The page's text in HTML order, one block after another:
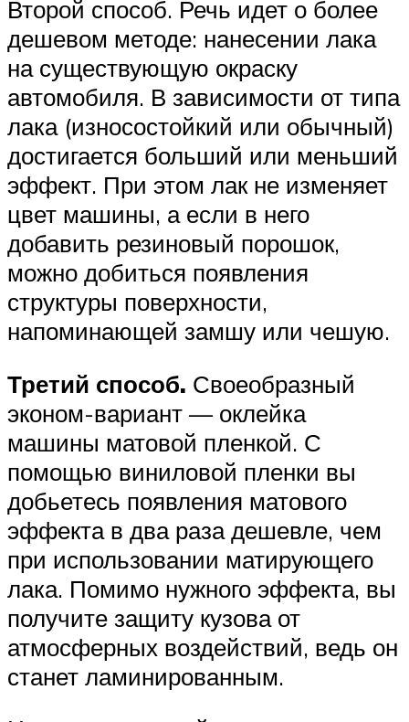
Второй способ. Речь идет о более
дешевом методе: нанесении лака
на существующую окраску
автомобиля. В зависимости от типа
лака (износостойкий или обычный)
достигается больший или меньший
эффект. При этом лак не изменяет
цвет машины, а если в него
добавить резиновый порошок,
можно добиться появления
структуры поверхности,
напоминающей замшу или чешую.
Третий способ. Своеобразный
эконом-вариант — оклейка
машины матовой пленкой. С
помощью виниловой пленки вы
добьетесь появления матового
эффекта в два раза дешевле, чем
при использовании матирующего
лака. Помимо нужного эффекта, вы
получите защиту кузова от
атмосферных воздействий, ведь он
станет ламинированным.